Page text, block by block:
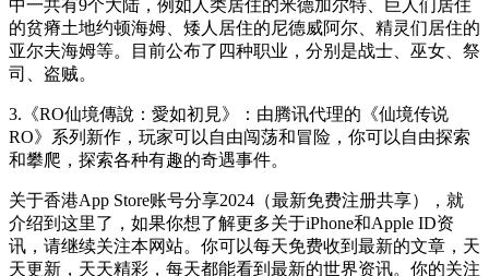
中一共有9个大陆，例如人类居住的米德加尔特、巨人们居住
的贫瘠土地约顿海姆、矮人居住的尼德威阿尔、精灵们居住的
亚尔夫海姆等。目前公布了四种职业，分别是战士、巫女、祭
司、盗贼。
3.《RO仙境傳說：愛如初見》：由腾讯代理的《仙境传说
RO》系列新作，玩家可以自由闯荡和冒险，你可以自由探索
和攀爬，探索各种有趣的奇遇事件。
关于香港App Store账号分享2024（最新免费注册共享），就
介绍到这里了，如果你想了解更多关于iPhone和Apple ID资
讯，请继续关注本网站。你可以每天免费收到最新的文章，天
天更新，天天精彩，每天都能看到最新的世界资讯。你的关注